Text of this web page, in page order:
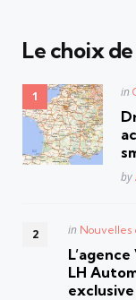
Le choix
in
by
Posted
in Nouvelles
LH
exclusive